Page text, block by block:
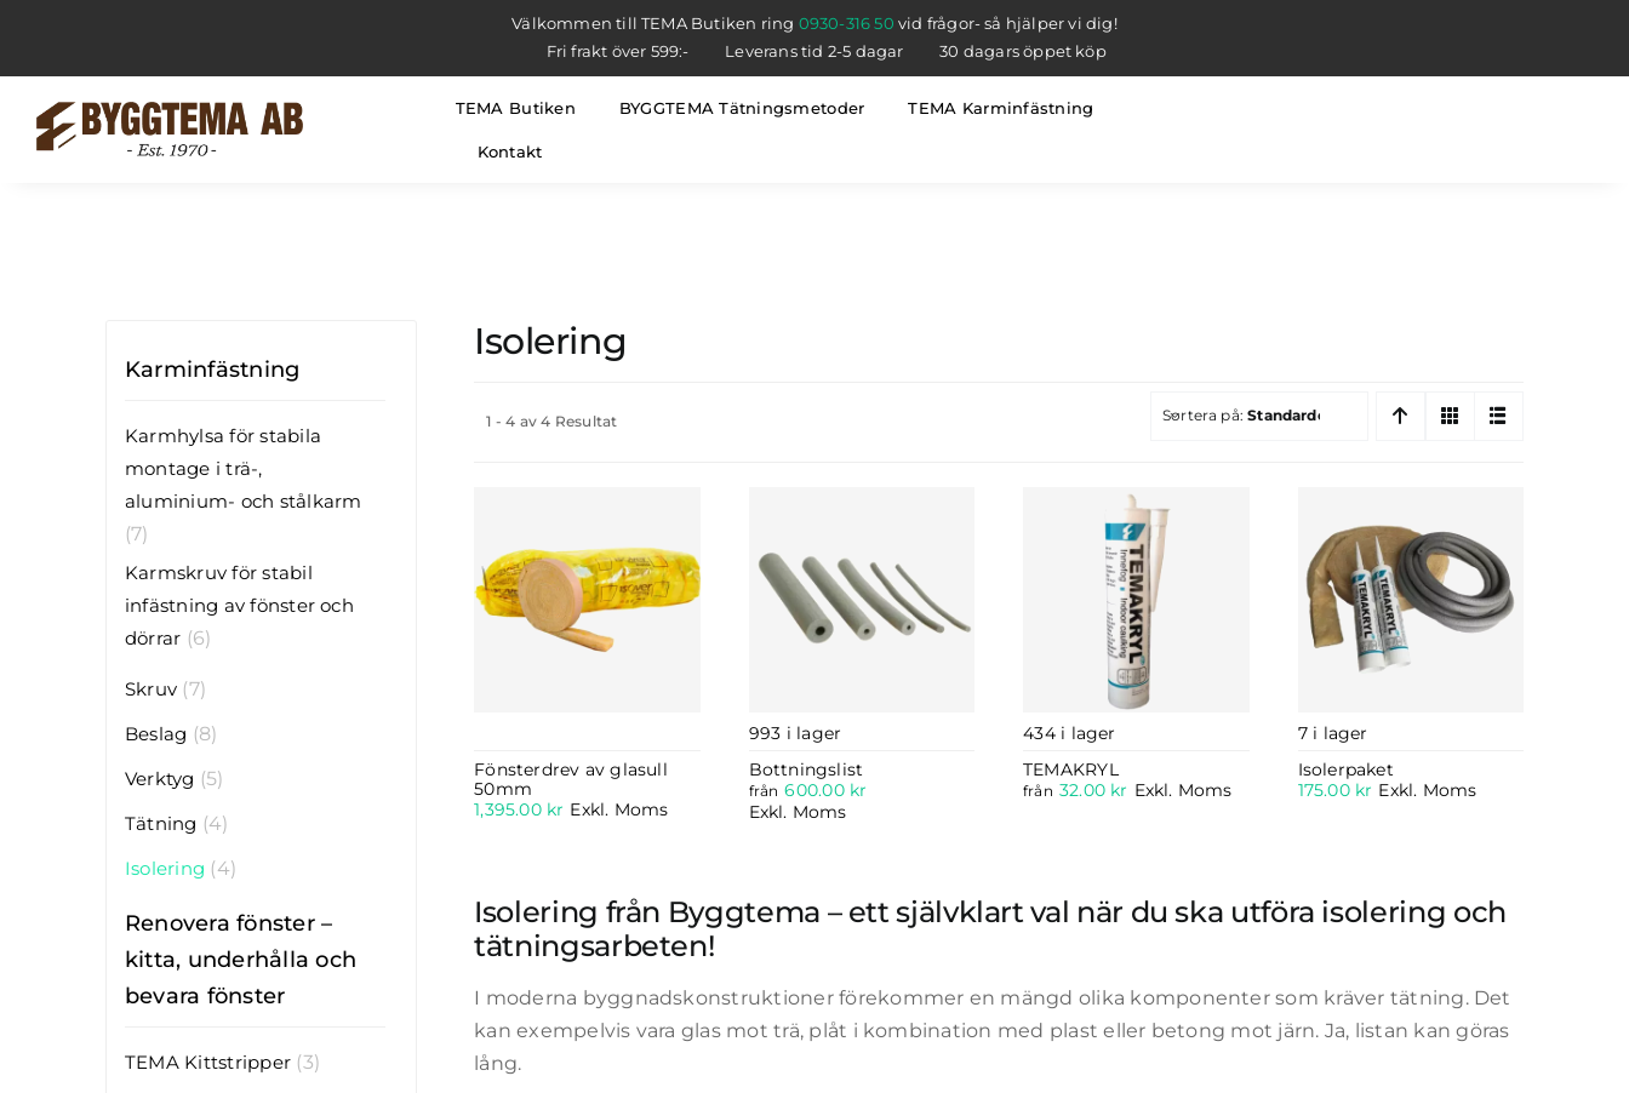
innehållet
Välkommen till TEMA Butiken ring 0930-316 50 vid frågor- så hjälper vi dig!
Fri frakt över 599:-
Leverans tid 2-5 dagar 30 dagars öppet köp
TEMA Butiken BYGGTEMA Tätningsmetoder TEMA Karminfästning
Kontakt
Karminfästning
Karmhylsa för stabila
montage i trä-,
aluminium- och stålkarm
(7)
Karmskruv för stabil
infästning av fönster och
dörrar (6)
Skruv (7)
Beslag (8)
Verktyg (5)
Tätning (4)
Isolering (4)
Renovera fönster –
kitta, underhålla och
bevara fönster
TEMA Kittstripper (3)
Isolering
1 - 4 av 4 Resultat Sortera på:Standardordning
Fönsterdrev av glasull
50mm
1,395.00 kr Exkl. Moms
993 i lager
Bottningslist
från 600.00 kr
Exkl. Moms
434 i lager
TEMAKRYL
från 32.00 kr Exkl. Moms
7 i lager
Isolerpaket
175.00 kr Exkl. Moms
Isolering från Byggtema – ett självklart val när du ska utföra isolering och
tätningsarbeten!
I moderna byggnadskonstruktioner förekommer en mängd olika komponenter som kräver tätning. Det
kan exempelvis vara glas mot trä, plåt i kombination med plast eller betong mot järn. Ja, listan kan göras
lång.